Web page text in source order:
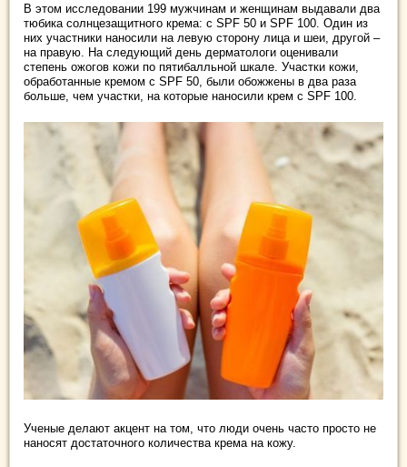
В этом исследовании 199 мужчинам и женщинам выдавали два
тюбика солнцезащитного крема: с SPF 50 и SPF 100. Один из
них участники наносили на левую сторону лица и шеи, другой –
на правую. На следующий день дерматологи оценивали
степень ожогов кожи по пятибалльной шкале. Участки кожи,
обработанные кремом с SPF 50, были обожжены в два раза
больше, чем участки, на которые наносили крем с SPF 100.
Ученые делают акцент на том, что люди очень часто просто не
наносят достаточного количества крема на кожу.